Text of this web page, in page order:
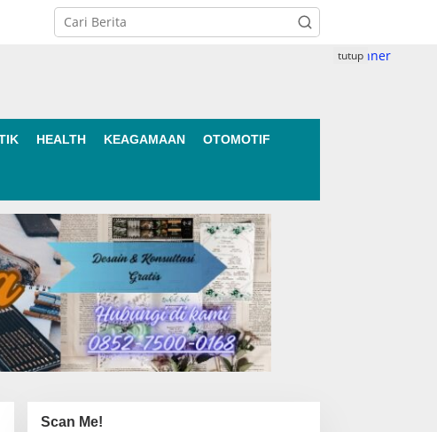
HEALTH KEAGAMAAN OTOMOTIF
tutup
Scan Me!